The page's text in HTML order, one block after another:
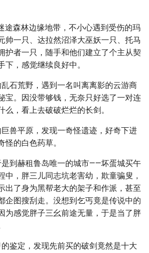
途森林边缘地带，不小心遇到受伤的玛
帅一只、达拉然沼泽大巫妖一只、托马
护者一只，随手和他们建立了个主从契
下，感觉继续良好中。
石荒野，遇到一名叫离离影的云游商
宝。因没带够钱，无奈只好选了一对连
么，看上去破破烂烂的长剑。
兽平原，发现一奇怪遗迹，好奇下进
怪的白色药草。
到赫租鲁岛唯一的城市——坏蛋城买午
中，胖三儿同志坑老害幼，欺童骗叟，
出了身为黑帮老大的架子和作派，甚至
企图搜刮走。没想到乞丐竟是传说中的
为感觉胖子三幺前途无量，于是当了胖
鉴定，发现先前买的破剑竟然是十大